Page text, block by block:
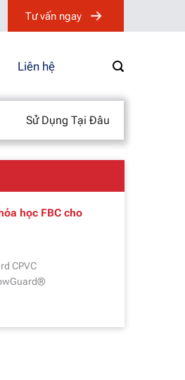
Tư vấn ngay
Liên hệ
Sử Dụng Tại Đâu
học FBC cho
CPVC